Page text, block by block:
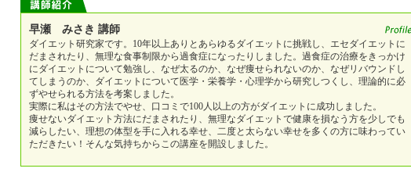
早瀬 みさき 講師
ダイエット研究家です。10年以上ありとあらゆるダイエットに挑戦し、エセダイエットに
だまされたり、無理な食事制限から過食症になったりしました。過食症の治療をきっかけ
にダイエットについて勉強し、なぜ太るのか、なぜ痩せられないのか、なぜリバウンドし
てしまうのか、ダイエットについて医学・栄養学・心理学から研究しつくし、理論的に必
ずやせられる方法を考案しました。
実際に私はその方法でやせ、口コミで100人以上の方がダイエットに成功しました。
痩せないダイエット方法にだまされたり、無理なダイエットで健康を損なう方を少しでも
減らしたい、理想の体型を手に入れる幸せ、二度と太らない幸せを多くの方に味わってい
ただきたい！そんな気持ちからこの講座を開設しました。